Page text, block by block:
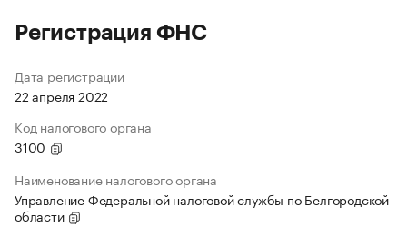
Регистрация ФНС
Дата регистрации
22 апреля 2022
Код налогового органа
3100
Наименование налогового органа
Управление Федеральной налоговой службы по Белгородской
области